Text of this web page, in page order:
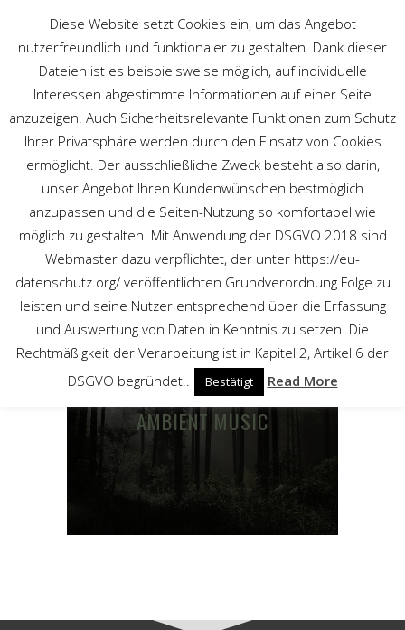
DANCE TAG
Schaltbares Glas/Posts tagged "dance"
AMBIENT MUSIC
Diese Website setzt Cookies ein, um das Angebot
nutzerfreundlich und funktionaler zu gestalten. Dank dieser
Dateien ist es beispielsweise möglich, auf individuelle
Interessen abgestimmte Informationen auf einer Seite
anzuzeigen. Auch Sicherheitsrelevante Funktionen zum Schutz
Ihrer Privatsphäre werden durch den Einsatz von Cookies
ermöglicht. Der ausschließliche Zweck besteht also darin,
unser Angebot Ihren Kundenwünschen bestmöglich
anzupassen und die Seiten-Nutzung so komfortabel wie
möglich zu gestalten. Mit Anwendung der DSGVO 2018 sind
Webmaster dazu verpflichtet, der unter https://eu-
datenschutz.org/ veröffentlichten Grundverordnung Folge zu
leisten und seine Nutzer entsprechend über die Erfassung
und Auswertung von Daten in Kenntnis zu setzen. Die
Rechtmäßigkeit der Verarbeitung ist in Kapitel 2, Artikel 6 der
DSGVO begründet..
Bestätigt Read More